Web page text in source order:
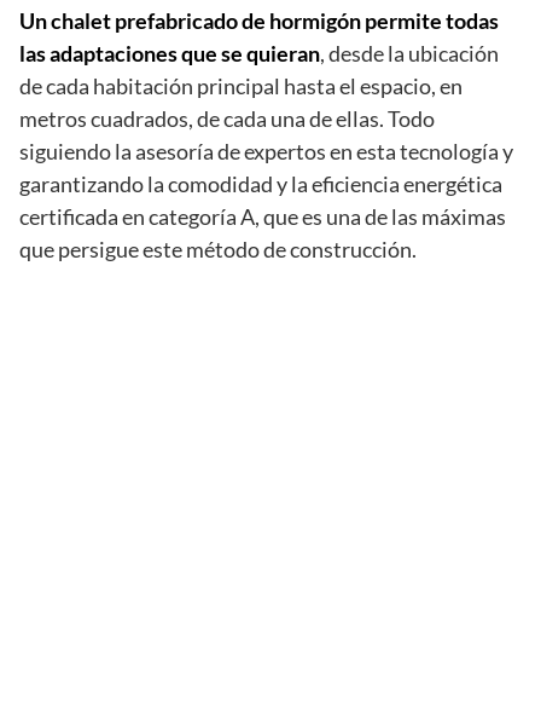
Un chalet prefabricado de hormigón permite todas
las adaptaciones que se quieran, desde la ubicación
de cada habitación principal hasta el espacio, en
metros cuadrados, de cada una de ellas. Todo
siguiendo la asesoría de expertos en esta tecnología y
garantizando la comodidad y la eficiencia energética
certificada en categoría A, que es una de las máximas
que persigue este método de construcción.